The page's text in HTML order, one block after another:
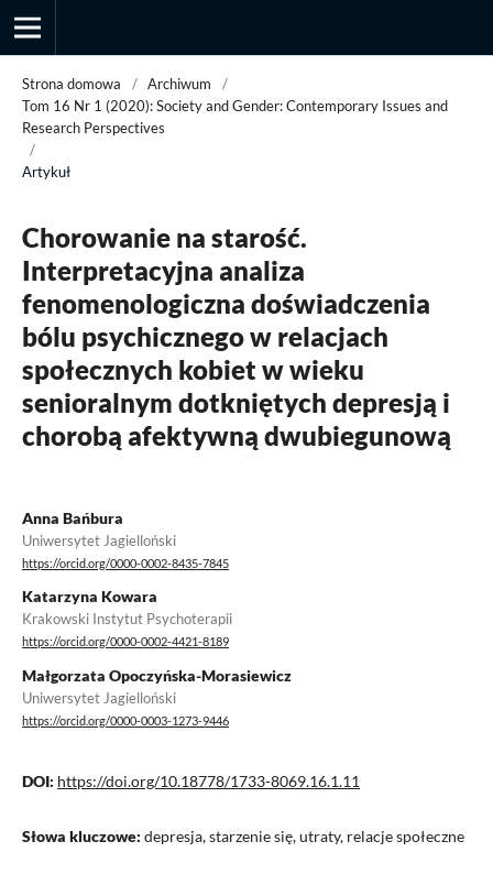
Strona domowa / Archiwum
/
Tom 16 Nr 1 (2020): Society and Gender: Contemporary Issues and
Research Perspectives
/
Artykuł
Chorowanie na starość.
Interpretacyjna analiza
fenomenologiczna doświadczenia
bólu psychicznego w relacjach
społecznych kobiet w wieku
senioralnym dotkniętych depresją i
chorobą afektywną dwubiegunową
Anna Bańbura
Uniwersytet Jagielloński
https://orcid.org/0000-0002-8435-7845
Katarzyna Kowara
Krakowski Instytut Psychoterapii
https://orcid.org/0000-0002-4421-8189
Małgorzata Opoczyńska-Morasiewicz
Uniwersytet Jagielloński
https://orcid.org/0000-0003-1273-9446
DOI: https://doi.org/10.18778/1733-8069.16.1.11
Słowa kluczowe: depresja, starzenie się, utraty, relacje społeczne